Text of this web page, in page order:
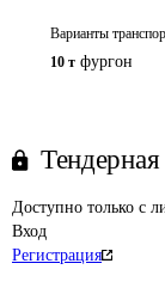
Варианты
10 т фургон
Доступно только с
Вход
Регистрация